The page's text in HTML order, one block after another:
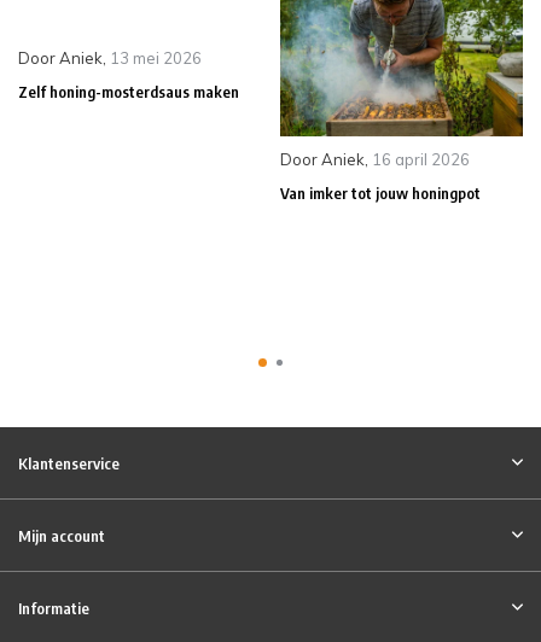
DoorAniek 13 mei 2026
Zelf honing-mosterdsaus maken
DoorAniek, 16 april 2026
Van imker tot jouw honingpot
Klantenservice
Mijn account
Informatie